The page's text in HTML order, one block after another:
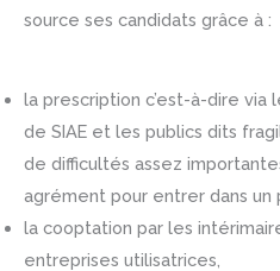
source ses candidats grâce à :
la prescription c’est-à-dire via
de SIAE et les publics dits
de difficultés assez
agrément pour entrer dans un
la cooptation par les
entreprises utilisatrices,